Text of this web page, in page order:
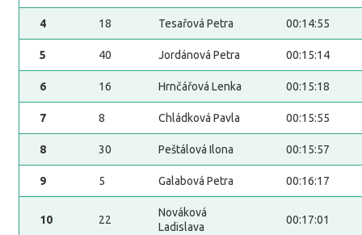
4 18 Tesařová Petra 00:14:55
5 40 Jordánová Petra 00:15:14
6 16 Hrnčářová Lenka 00:15:18
7 8 Chládková Pavla 00:15:55
8 30 Peštálová Ilona 00:15:57
9 5 Galabová Petra 00:16:17
10 22
Nováková
Ladislava
00:17:01